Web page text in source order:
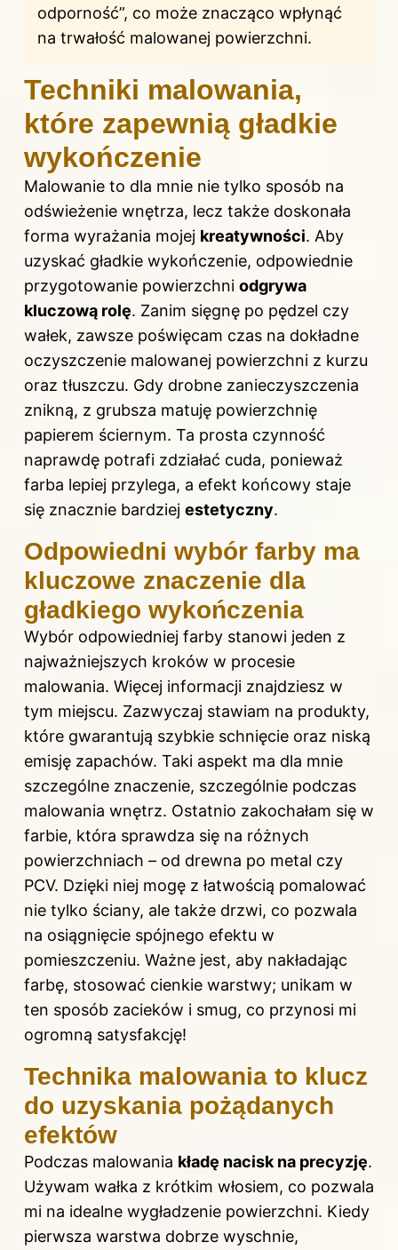
odporność”, co może znacząco wpłynąć
na trwałość malowanej powierzchni.
Techniki malowania,
które zapewnią gładkie
wykończenie
Malowanie to dla mnie nie tylko sposób na
odświeżenie wnętrza, lecz także doskonała
forma wyrażania mojej kreatywności. Aby
uzyskać gładkie wykończenie, odpowiednie
przygotowanie powierzchni odgrywa
kluczową rolę. Zanim sięgnę po pędzel czy
wałek, zawsze poświęcam czas na dokładne
oczyszczenie malowanej powierzchni z kurzu
oraz tłuszczu. Gdy drobne zanieczyszczenia
znikną, z grubsza matuję powierzchnię
papierem ściernym. Ta prosta czynność
naprawdę potrafi zdziałać cuda, ponieważ
farba lepiej przylega, a efekt końcowy staje
się znacznie bardziej estetyczny.
Odpowiedni wybór farby ma
kluczowe znaczenie dla
gładkiego wykończenia
Wybór odpowiedniej farby stanowi jeden z
najważniejszych kroków w procesie
malowania. Więcej informacji znajdziesz w
tym miejscu. Zazwyczaj stawiam na produkty,
które gwarantują szybkie schnięcie oraz niską
emisję zapachów. Taki aspekt ma dla mnie
szczególne znaczenie, szczególnie podczas
malowania wnętrz. Ostatnio zakochałam się w
farbie, która sprawdza się na różnych
powierzchniach – od drewna po metal czy
PCV. Dzięki niej mogę z łatwością pomalować
nie tylko ściany, ale także drzwi, co pozwala
na osiągnięcie spójnego efektu w
pomieszczeniu. Ważne jest, aby nakładając
farbę, stosować cienkie warstwy; unikam w
ten sposób zacieków i smug, co przynosi mi
ogromną satysfakcję!
Technika malowania to klucz
do uzyskania pożądanych
efektów
Podczas malowania kładę nacisk na precyzję.
Używam wałka z krótkim włosiem, co pozwala
mi na idealne wygładzenie powierzchni. Kiedy
pierwsza warstwa dobrze wyschnie,